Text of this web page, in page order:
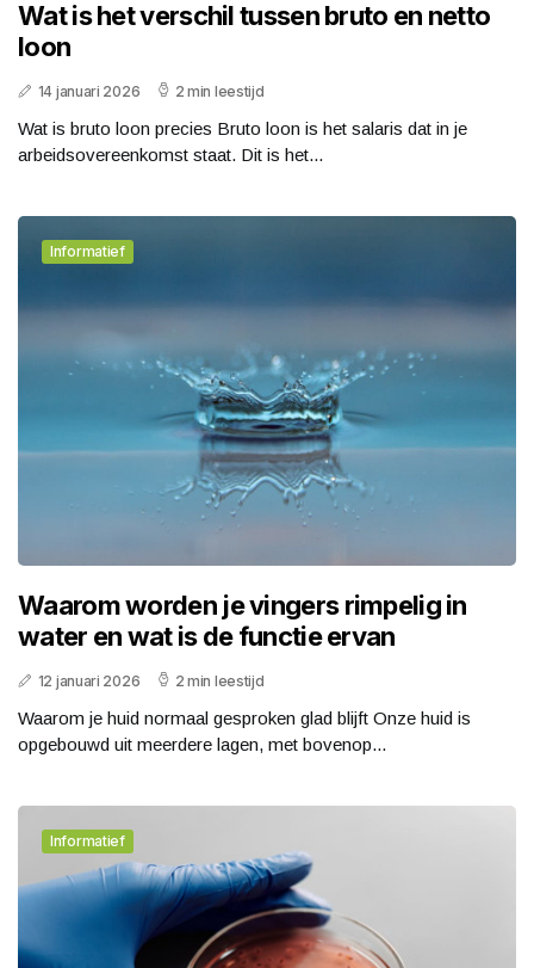
Wat is het verschil tussen bruto en netto
loon
14 januari 2026 2 min leestijd
Wat is bruto loon precies Bruto loon is het salaris dat in je
arbeidsovereenkomst staat. Dit is het...
Informatief
Waarom worden je vingers rimpelig in
water en wat is de functie ervan
12 januari 2026 2 min leestijd
Waarom je huid normaal gesproken glad blijft Onze huid is
opgebouwd uit meerdere lagen, met bovenop...
Informatief